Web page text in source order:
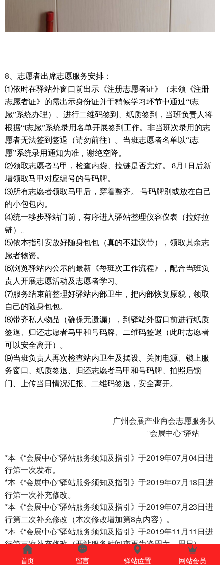
8、
志愿者出席志愿服务安排：
⑴依时在驿站外窗口前出示《注册志愿者证》（未领《注册
志愿者证》的需出示身份证并于稍候学习环节中通过“i志
愿”系统办理）、进行二维码签到、纸质签到，当班负责人将
根据“i志愿”系统录用名单开展签到工作。非当班次录用的志
愿者无法签到签退（请勿前往）。当班志愿者名单以“i志
愿”系统录用通知为准，谢绝空降。
⑵领取志愿者马甲，检查内袋、拉链是否完好。 8月1日后新
增领取马甲对应编号的号码牌。
⑶所有志愿者领取马甲后，穿着整齐。 号码牌别或放在自己
的小包包内。
⑷统一移步驿站门前，有序进入驿站整理仪容仪表（拉好拉
链）。
⑸依本指引安放好随身包包（真的不建议带），领取其余志
愿者物资。
⑹浏览驿站内公示的最新《每班次工作流程》，配合当班负
责人开展志愿活动及志愿者学习。
⑺服务结束前整理好驿站内部卫生，把内部恢复原貌，领取
自己的随身包包。
⑻带齐私人物品（确保无遗漏），到驿站外窗口前进行纸质
签退、归还志愿者马甲和号码牌、二维码签退（此时志愿者
可以安全离开）。
⑼当班负责人再次检查站内卫生及摆设、关闭电源、锁上服
务窗口、 纸质签退、 归还志愿者马甲和号码牌、 拍照后锁
门、上传当日情况汇报、
二维码签退 ，安全离开。
广州会展产业商会志愿服务队
“会展中心”驿站
*本《“会展中心”驿站服务须知及指引》于2019年07月04日进
行第一次发布。
*本《“会展中心”驿站服务须知及指引》于2019年07月18日进
行第一次补充修改。
*本《“会展中心”驿站服务须知及指引》于2019年07月23日进
行第二次补充修改（本次修改增加第8点内容）。
*本《“会展中心”驿站服务须知及指引》于2019年11月11日进
行第三次补充修改（开站服务时间变更为逢周六、周日）。
*本《“会展中心”驿站服务须知及指引》于2022年12月31日进
首页 留言 驿站位置 网站会员